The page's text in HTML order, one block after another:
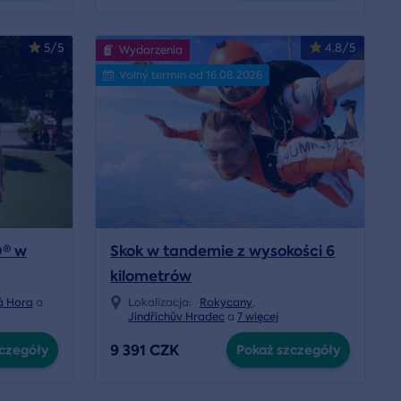
5/5
w
Hora a
4.8/5
Wydarzenia
Volný termín od 16.08.2026
Skok w tandemie z wysokości 6
kilometrów
Lokalizacja: Rokycany,
Jindřichův Hradec a7 więcej
9 391 CZK Pokaż szczegóły